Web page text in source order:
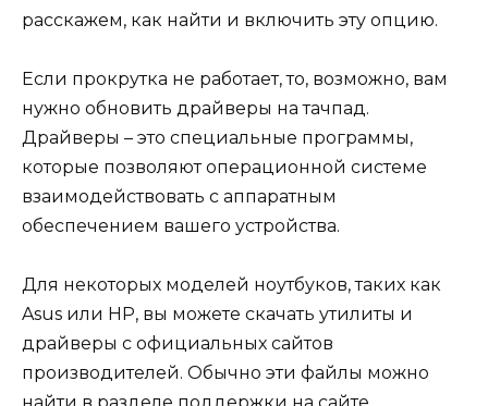
расскажем, как найти и включить эту опцию.
Если прокрутка не работает, то, возможно, вам
нужно обновить драйверы на тачпад.
Драйверы – это специальные программы,
которые позволяют операционной системе
взаимодействовать с аппаратным
обеспечением вашего устройства.
Для некоторых моделей ноутбуков, таких как
Asus или HP, вы можете скачать утилиты и
драйверы с официальных сайтов
производителей. Обычно эти файлы можно